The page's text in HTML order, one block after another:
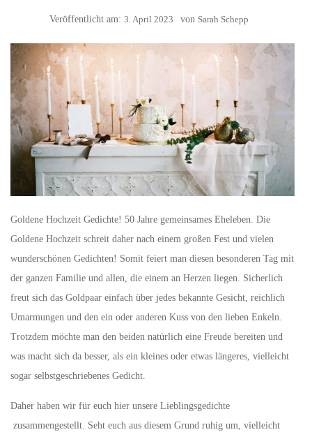
Veröffentlicht am: 3. April 2023 von Sarah Schepp
Goldene Hochzeit Gedichte! 50 Jahre gemeinsames Eheleben. Die
Goldene Hochzeit schreit daher nach einem großen Fest und vielen
wunderschönen Gedichten! Somit feiert man diesen besonderen Tag mit
der ganzen Familie und allen, die einem an Herzen liegen. Sicherlich
freut sich das Goldpaar einfach über jedes bekannte Gesicht, reichlich
Umarmungen und den ein oder anderen Kuss von den lieben Enkeln.
Trotzdem möchte man den beiden natürlich eine Freude bereiten und
was macht sich da besser, als ein kleines oder etwas längeres, vielleicht
sogar selbstgeschriebenes Gedicht.
Daher haben wir für euch hier unsere Lieblingsgedichte
zusammengestellt. Seht euch aus diesem Grund ruhig um, vielleicht